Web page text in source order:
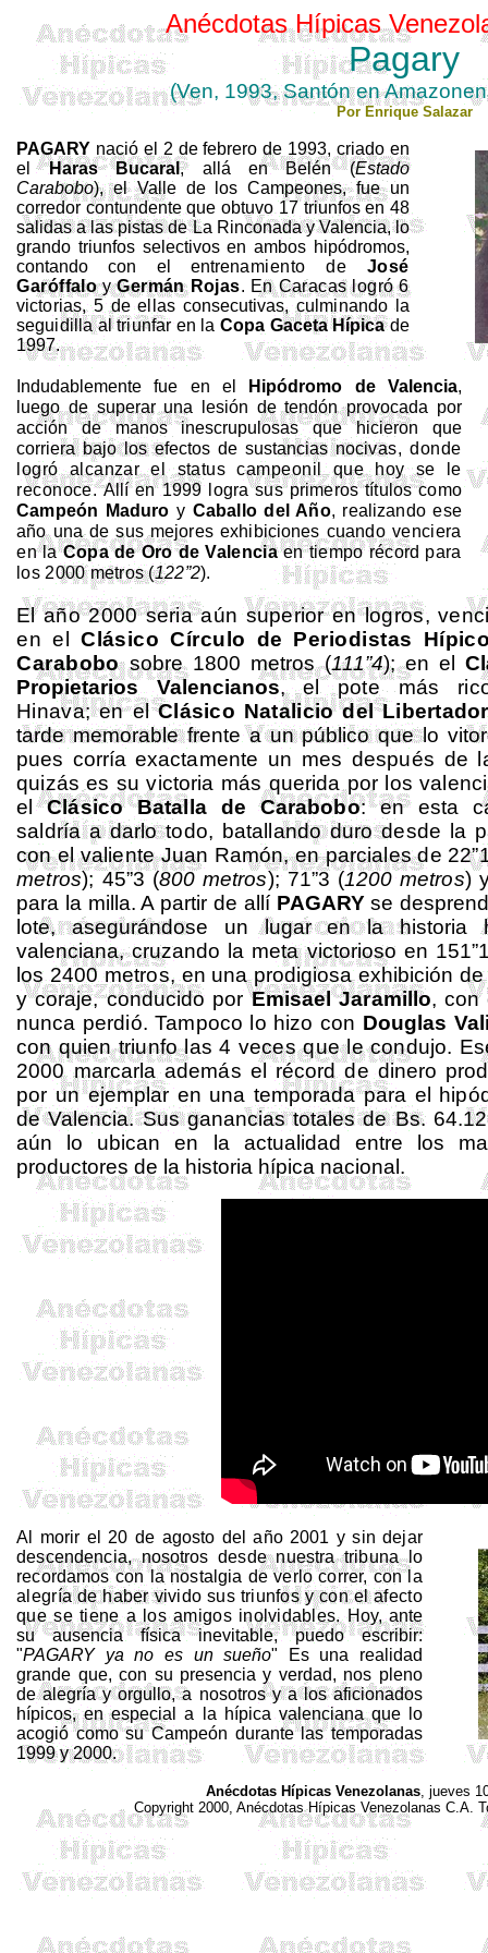
Anécdotas Hípicas
Pagary
(Ven, 1993, Santón en
Por Enrique Salazar
PAGARY nació el 2 de febrero de 1993, criado en
elHaras Bucaral, allá en Belén (Estado
Carabobo), el Valle de los Campeones, fue un
corredor contundente que obtuvo 17 triunfos en 48
salidas a las pistas deLa Rinconaday Valencia, lo
grando triunfos selectivos en ambos hipódromos,
contando con el entrenamiento de José
GaróffaloyGermán Rojas. En Caracas logró 6
victorias, 5 de ellas consecutivas, culminando la
seguidilla al triunfar en laCopa GacetaHípicade
1997.
Indudablemente fue en el Hipódromo de Valencia,
luego de superar una lesión de tendón provocada por
acción de manos inescrupulosas que hicieron que
corriera bajo los efectos de sustancias nocivas, donde
logró alcanzar el statuscampeonilque hoy se le
reconoce.Allí en 1999 logra sus primeros títulos como
Campeón Maduro y Caba­llo del Año, realizando ese
año una de sus mejores exhibiciones cuando venciera
enlaCopade Oro de Valenciaen tiempo récord para
los 2000 metros(122”2).
El año 2000 seria aún superior en logros, ven
en elClásico Círculo de Periodistas
Carabobo sobre 1800 metros(111”4); en el
Propietarios Valencianos, el
pote más
Hinava; en elClásico Natalicio del Libertador
tarde memorable frente a un público que lo
pues corría exactamente un mes después de
quizás es su victoria más querida por los
elClásico Batalla de Carabobo: en esta
saldría a darlo todo, batallando duro desde la
con el valiente Juan Ramón, en parciales de
metros); 45”3 (800 metros); 71”3 (1200metros)
para la milla. A partir de allí PAGARYse
lote, asegurándose un lugar en la
historia
valenciana, cruzando la meta victorioso en
los2400metros, en una prodigiosa exhibición
y coraje, conducido porEmisaelJaramillo, con
nunca perdió. Tampoco lo hizo con Douglas
con quien triunfo las 4 veces que le condujo.
2000 marcarla además el récord de dinero
por un ejemplar en una temporada para el
de Valencia. Sus ganancias totales de Bs.
aún lo ubican en la actualidad entre los
productores de la historia hípica nacional.
Al morir el 20 de agosto del año 2001 y sin dejar
descendencia, nosotros desde nuestra tribuna lo
recordamos con la nostalgia de verlo correr, conla
alegría de haber vivido sus triunfos y con el afecto
que se tiene a los amigos inolvidables.Hoy, ante
su ausencia física inevitable, puedo escribir:
"PAGARY ya no es un sueño" Es una realidad
grande que, con su presencia y verdad, nos pleno
de alegría y orgullo, a nosotros y a los aficionados
hípicos, en especial a la hípica valenciana que lo
acogió como su Campeón durante las temporadas
1999 y 2000.
Anécdotas Hípicas Venezolanas, jueves
Copyright 2000, Anécdotas Hípicas Venezolanas C.A.